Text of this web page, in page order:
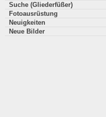
Suche (Gliederfüßer)
Fotoausrüstung
Neuigkeiten
Neue Bilder